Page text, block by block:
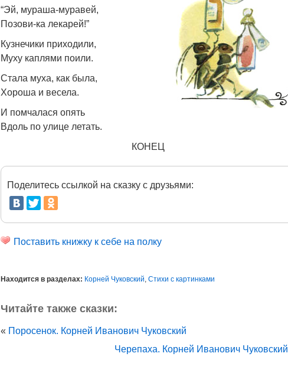
“Эй, мураша-муравей,
Позови-ка лекарей!”
Кузнечики приходили,
Муху каплями поили.
Стала муха, как была,
Хороша и весела.
И помчалася опять
Вдоль по улице летать.
КОНЕЦ
Поделитесь ссылкой на сказку с друзьями:
Поставить книжку к себе на полку
Находится в разделах: Корней Чуковский, Стихи с картинками
Читайте также сказки:
« Поросенок. Корней Иванович Чуковский
Черепаха. Корней Иванович Чуковский